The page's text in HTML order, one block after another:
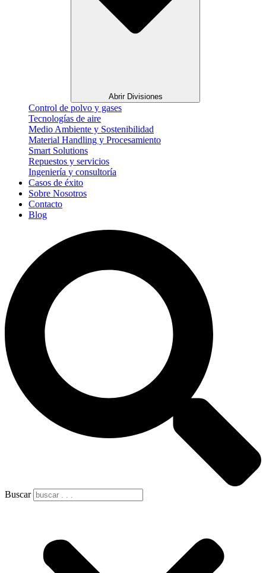
Abrir Divisiones
Control de polvo y gases
Tecnologías de aire
Medio Ambiente y Sostenibilidad
Material Handling y Procesamiento
Smart Solutions
Repuestos y servicios
Ingeniería y consultoría
Casos de éxito
Sobre Nosotros
Contacto
Blog
Buscar